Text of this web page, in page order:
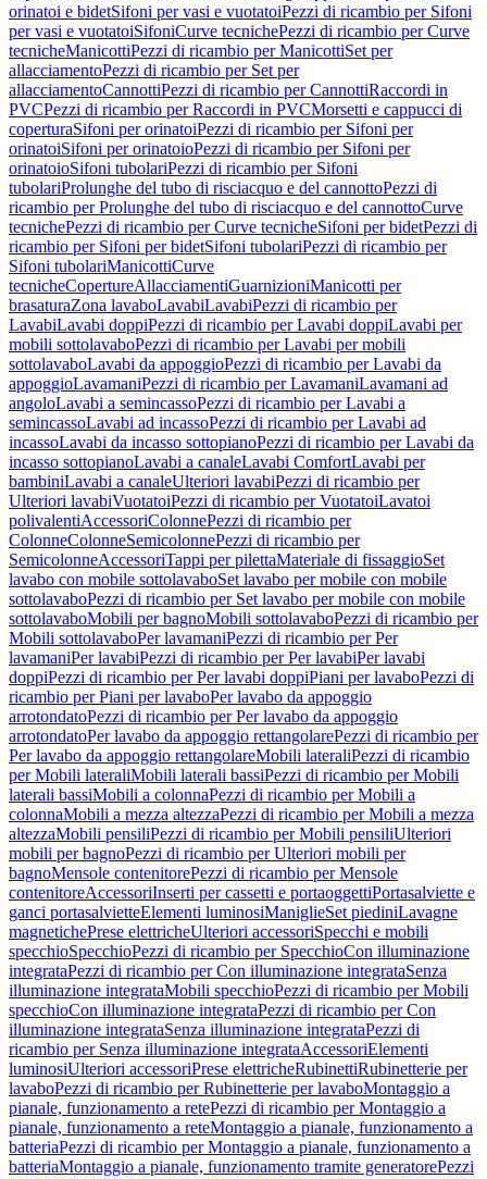
orinatoi e bidetSifoni per vasi e vuotatoiPezzi di ricambio per Sifoni
per vasi e vuotatoiSifoniCurve tecnichePezzi di ricambio per Curve
tecnicheManicottiPezzi di ricambio per ManicottiSet per
allacciamentoPezzi di ricambio per Set per
allacciamentoCannottiPezzi di ricambio per CannottiRaccordi in
PVCPezzi di ricambio per Raccordi in PVCMorsetti e cappucci di
coperturaSifoni per orinatoiPezzi di ricambio per Sifoni per
orinatoiSifoni per orinatoioPezzi di ricambio per Sifoni per
orinatoioSifoni tubolariPezzi di ricambio per Sifoni
tubolariProlunghe del tubo di risciacquo e del cannottoPezzi di
ricambio per Prolunghe del tubo di risciacquo e del cannottoCurve
tecnichePezzi di ricambio per Curve tecnicheSifoni per bidetPezzi di
ricambio per Sifoni per bidetSifoni tubolariPezzi di ricambio per
Sifoni tubolariManicottiCurve
tecnicheCopertureAllacciamentiGuarnizioniManicotti per
brasaturaZona lavaboLavabiLavabiPezzi di ricambio per
LavabiLavabi doppiPezzi di ricambio per Lavabi doppiLavabi per
mobili sottolavaboPezzi di ricambio per Lavabi per mobili
sottolavaboLavabi da appoggioPezzi di ricambio per Lavabi da
appoggioLavamaniPezzi di ricambio per LavamaniLavamani ad
angoloLavabi a semincassoPezzi di ricambio per Lavabi a
semincassoLavabi ad incassoPezzi di ricambio per Lavabi ad
incassoLavabi da incasso sottopianoPezzi di ricambio per Lavabi da
incasso sottopianoLavabi a canaleLavabi ComfortLavabi per
bambiniLavabi a canaleUlteriori lavabiPezzi di ricambio per
Ulteriori lavabiVuotatoiPezzi di ricambio per VuotatoiLavatoi
polivalentiAccessoriColonnePezzi di ricambio per
ColonneColonneSemicolonnePezzi di ricambio per
SemicolonneAccessoriTappi per pilettaMateriale di fissaggioSet
lavabo con mobile sottolavaboSet lavabo per mobile con mobile
sottolavaboPezzi di ricambio per Set lavabo per mobile con mobile
sottolavaboMobili per bagnoMobili sottolavaboPezzi di ricambio per
Mobili sottolavaboPer lavamaniPezzi di ricambio per Per
lavamaniPer lavabiPezzi di ricambio per Per lavabiPer lavabi
doppiPezzi di ricambio per Per lavabi doppiPiani per lavaboPezzi di
ricambio per Piani per lavaboPer lavabo da appoggio
arrotondatoPezzi di ricambio per Per lavabo da appoggio
arrotondatoPer lavabo da appoggio rettangolarePezzi di ricambio per
Per lavabo da appoggio rettangolareMobili lateraliPezzi di ricambio
per Mobili lateraliMobili laterali bassiPezzi di ricambio per Mobili
laterali bassiMobili a colonnaPezzi di ricambio per Mobili a
colonnaMobili a mezza altezzaPezzi di ricambio per Mobili a mezza
altezzaMobili pensiliPezzi di ricambio per Mobili pensiliUlteriori
mobili per bagnoPezzi di ricambio per Ulteriori mobili per
bagnoMensole contenitorePezzi di ricambio per Mensole
contenitoreAccessoriInserti per cassetti e portaoggettiPortasalviette e
ganci portasalvietteElementi luminosiManiglieSet piediniLavagne
magnetichePrese elettricheUlteriori accessoriSpecchi e mobili
specchioSpecchioPezzi di ricambio per SpecchioCon illuminazione
integrataPezzi di ricambio per Con illuminazione integrataSenza
illuminazione integrataMobili specchioPezzi di ricambio per Mobili
specchioCon illuminazione integrataPezzi di ricambio per Con
illuminazione integrataSenza illuminazione integrataPezzi di
ricambio per Senza illuminazione integrataAccessoriElementi
luminosiUlteriori accessoriPrese elettricheRubinettiRubinetterie per
lavaboPezzi di ricambio per Rubinetterie per lavaboMontaggio a
pianale, funzionamento a retePezzi di ricambio per Montaggio a
pianale, funzionamento a reteMontaggio a pianale, funzionamento a
batteriaPezzi di ricambio per Montaggio a pianale, funzionamento a
batteriaMontaggio a pianale, funzionamento tramite generatorePezzi